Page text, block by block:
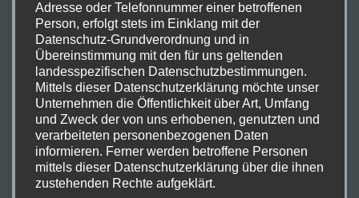
Name*
Adresse oder Telefonnummer einer betroffenen
Person, erfolgt stets im Einklang mit der
Datenschutz-Grundverordnung und in
Übereinstimmung mit den für uns geltenden
landesspezifischen Datenschutzbestimmungen.
Mittels dieser Datenschutzerklärung möchte unser
Unternehmen die Öffentlichkeit über Art, Umfang
und Zweck der von uns erhobenen, genutzten und
verarbeiteten personenbezogenen Daten
informieren. Ferner werden betroffene Personen
mittels dieser Datenschutzerklärung über die ihnen
zustehenden Rechte aufgeklärt.